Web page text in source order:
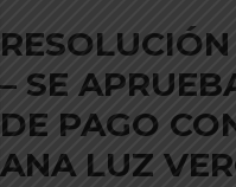
– SE
DE PAGO
ANA LUZ